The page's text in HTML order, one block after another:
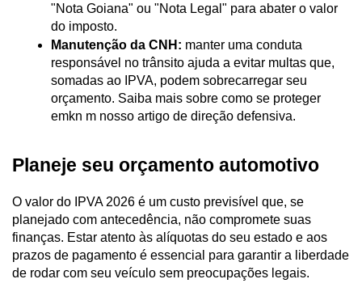
"Nota Goiana" ou "Nota Legal" para abater o valor
do imposto.
Manutenção da CNH: manter uma conduta
responsável no trânsito ajuda a evitar multas que,
somadas ao IPVA, podem sobrecarregar seu
orçamento. Saiba mais sobre como se proteger
emkn m nosso artigo de direção defensiva.
Planeje seu orçamento automotivo
O valor do IPVA 2026 é um custo previsível que, se
planejado com antecedência, não compromete suas
finanças. Estar atento às alíquotas do seu estado e aos
prazos de pagamento é essencial para garantir a liberdade
de rodar com seu veículo sem preocupações legais.